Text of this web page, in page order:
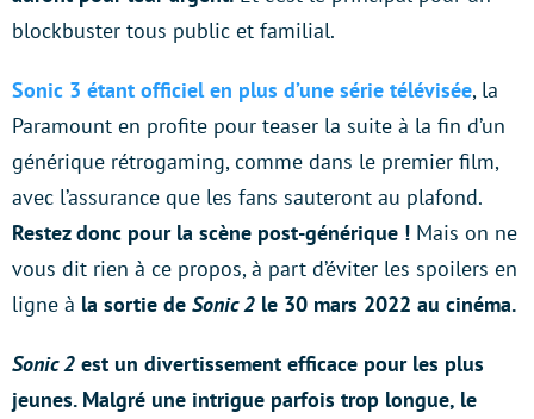
blockbuster tous public et familial.
Sonic 3 étant officiel en plus d’une série télévisée, la
Paramount en profite pour teaser la suite à la fin d’un
générique rétrogaming, comme dans le premier film,
avec l’assurance que les fans sauteront au plafond.
Restez donc pour la scène post-générique ! Mais on ne
vous dit rien à ce propos, à part d’éviter les spoilers en
ligne à la sortie de Sonic 2 le 30 mars 2022 au cinéma.
Sonic 2 est un divertissement efficace pour les plus
jeunes. Malgré une intrigue parfois trop longue, le